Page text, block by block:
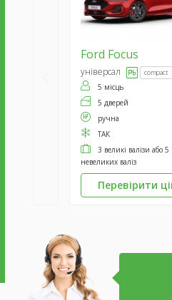
Ford Focus
універсал compact
5 місць
5 дверей
ручна
ТАК
3 великі валізи або 5
невеликих валіз
Перевірити